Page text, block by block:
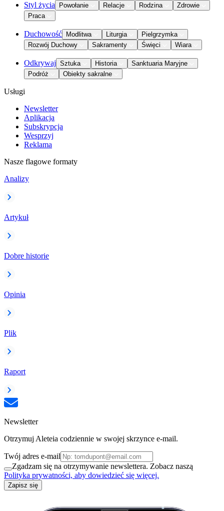
Styl życia Powołanie Relacje Rodzina
Zdrowie
Praca
Duchowość Modlitwa Liturgia
Pielgrzymka
Rozwój Duchowy
Sakramenty Święci Wiara
Odkrywaj Sztuka Historia
Sanktuaria Maryjne
Podróż
Obiekty sakralne
Usługi
Newsletter
Aplikacja
Subskrypcja
Wesprzyj
Reklama
Nasze flagowe formaty
Analizy
Artykuł
Dobre historie
Opinia
Plik
Raport
Newsletter
Otrzymuj Aleteia codziennie w swojej skrzynce e-mail.
Twój adres e-mail
Zgadzam się na otrzymywanie newslettera. Zobacz naszą
Polityka prywatności, aby dowiedzieć się więcej.
Zapisz się